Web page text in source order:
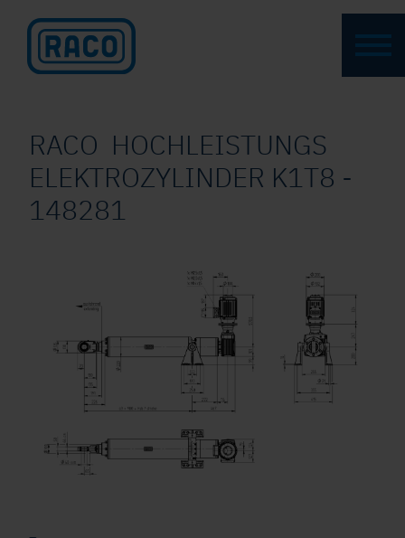
RACO HOCHLEISTUNGS
ELEKTROZYLINDER K1T8 -
148281